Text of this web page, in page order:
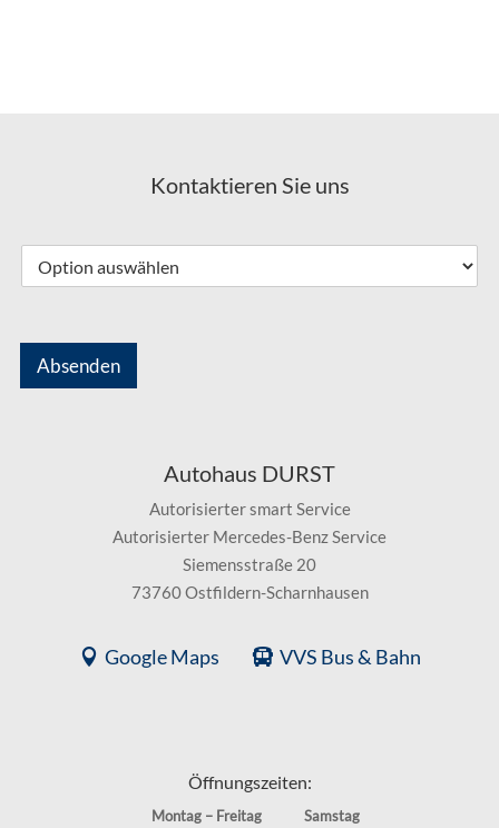
Kontaktieren Sie uns
Absenden
Autohaus DURST
Autorisierter smart Service
Autorisierter Mercedes-Benz Service
Siemensstraße 20
73760 Ostfildern-Scharnhausen
Google Maps VVS Bus & Bahn
Öffnungszeiten:
Montag – Freitag
Samstag